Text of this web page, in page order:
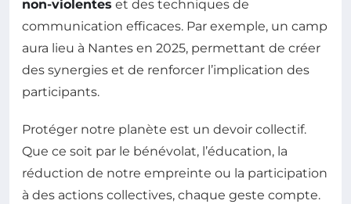
non-violentes et des techniques de
communication efficaces. Par exemple, un camp
aura lieu à Nantes en 2025, permettant de créer
des synergies et de renforcer l’implication des
participants.
Protéger notre planète est un devoir collectif.
Que ce soit par le bénévolat, l’éducation, la
réduction de notre empreinte ou la participation
à des actions collectives, chaque geste compte.